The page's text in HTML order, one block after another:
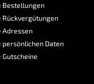
Bestellungen
Rückvergütungen
Adressen
persönlichen Daten
Gutscheine